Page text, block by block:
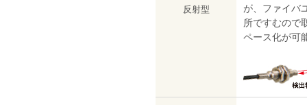
反射型
が、ファイバ
所ですむので
ペース化が可